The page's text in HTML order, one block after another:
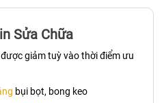
Sửa Chữa
giảm tuỳ vào thời điểm ưu
bụi bọt, bong keo